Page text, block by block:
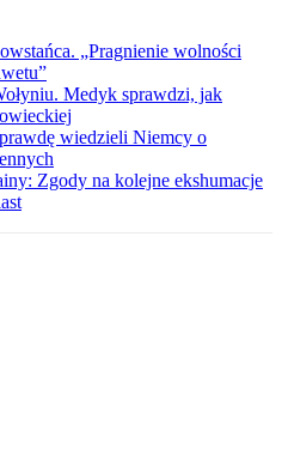
„Pragnienie wolności
Medyk sprawdzi, jak
wiedzieli Niemcy o
Zgody na kolejne ekshumacje